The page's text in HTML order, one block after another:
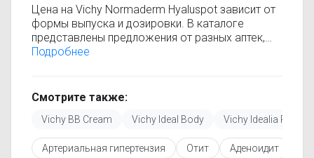
Цена на Vichy Normaderm Hyaluspot зависит от
формы выпуска и дозировки. В каталоге
представлены предложения от разных аптек,
что позволяет быстро найти, где купить Vichy
обновляется, поэтому вы видите только
Перед покупкой рекомендуется ознакомиться с
инструкцией по применению, показаниями и
противопоказаниями. При необходимости вы
Подробнее
Смотрите также:
Vichy BB Cream Vichy Ideal Body Vichy Idealia PRO
Артериальная гипертензия Отит Аденоидит